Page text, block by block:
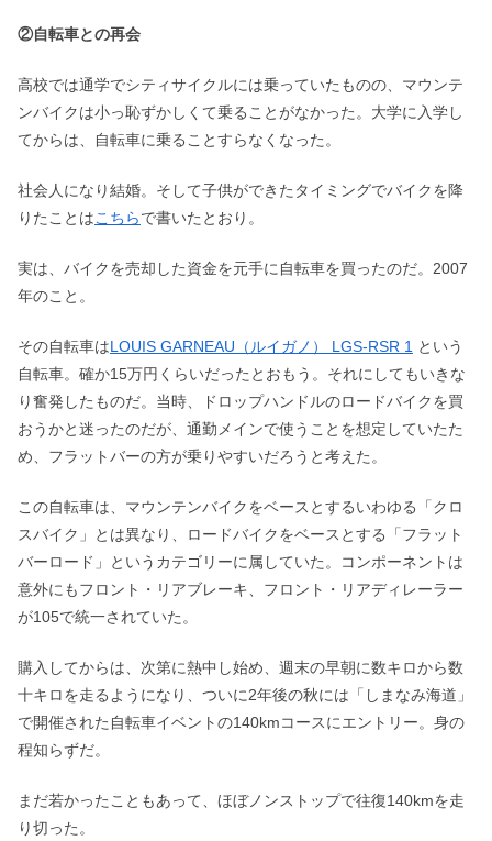
②自転車との再会
高校では通学でシティサイクルには乗っていたものの、マウンテ
ンバイクは小っ恥ずかしくて乗ることがなかった。大学に入学し
てからは、自転車に乗ることすらなくなった。
社会人になり結婚。そして子供ができたタイミングでバイクを降
りたことはこちらで書いたとおり。
実は、バイクを売却した資金を元手に自転車を買ったのだ。2007
年のこと。
その自転車はLOUIS GARNEAU（ルイガノ） LGS-RSR 1 という
自転車。確か15万円くらいだったとおもう。それにしてもいきな
り奮発したものだ。当時、ドロップハンドルのロードバイクを買
おうかと迷ったのだが、通勤メインで使うことを想定していたた
め、フラットバーの方が乗りやすいだろうと考えた。
この自転車は、マウンテンバイクをベースとするいわゆる「クロ
スバイク」とは異なり、ロードバイクをベースとする「フラット
バーロード」というカテゴリーに属していた。コンポーネントは
意外にもフロント・リアブレーキ、フロント・リアディレーラー
が105で統一されていた。
購入してからは、次第に熱中し始め、週末の早朝に数キロから数
十キロを走るようになり、ついに2年後の秋には「しまなみ海道」
で開催された自転車イベントの140kmコースにエントリー。身の
程知らずだ。
まだ若かったこともあって、ほぼノンストップで往復140kmを走
り切った。